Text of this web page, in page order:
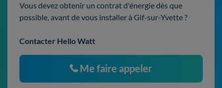
Vous devez obtenir un contrat d'énergie dès que
possible, avant de vous installer à Gif-sur-Yvette ?
Contacter Hello Watt
Me faire appeler